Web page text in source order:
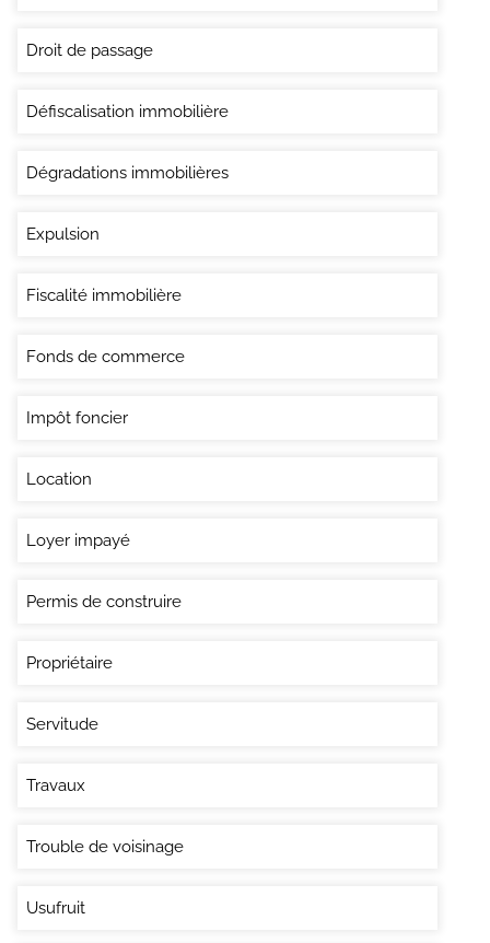
Droit de passage
Défiscalisation immobilière
Dégradations immobilières
Expulsion
Fiscalité immobilière
Fonds de commerce
Impôt foncier
Location
Loyer impayé
Permis de construire
Propriétaire
Servitude
Travaux
Trouble de voisinage
Usufruit